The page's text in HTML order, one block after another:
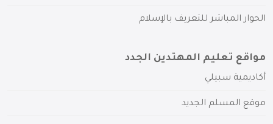
الحوار المباشر للتعريف بالإسلام
مواقع تعليم المهتدين الجدد
أكاديمية سبيلي
موقع المسلم الجديد